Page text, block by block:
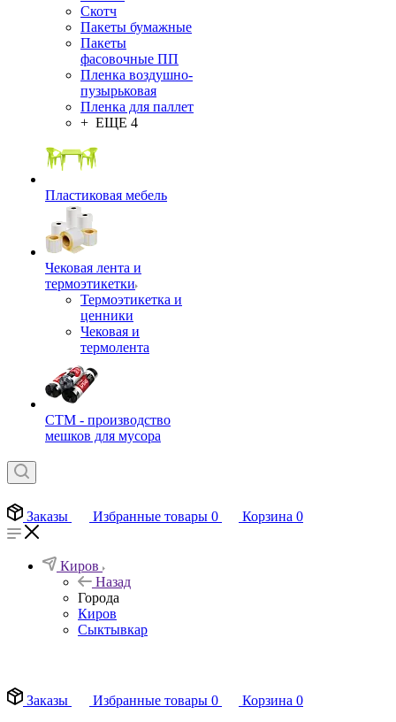
Скотч
Пакеты бумажные
Пакеты
фасовочные ПП
Пленка воздушно-
пузырьковая
Пленка для паллет
+ ЕЩЕ 4
Пластиковая мебель
Чековая лента и
термоэтикетки
Термоэтикетка и
ценники
Чековая и
термолента
СТМ - производство
мешков для мусора
Заказы Избранные товары 0 Корзина 0
Киров
Назад
Города
Киров
Сыктывкар
Заказы
Избранные товары 0 Корзина 0